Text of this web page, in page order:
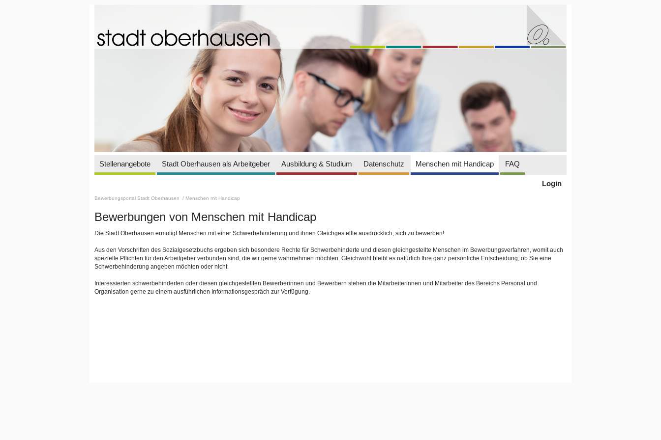
Stellenangebote Stadt Oberhausen als Arbeitgeber Ausbildung & Studium Datenschutz Menschen mit Handicap FAQ
Login
Bewerbungsportal Stadt Oberhausen / Menschen mit Handicap
Bewerbungen von Menschen mit Handicap
Die Stadt Oberhausen ermutigt Menschen mit einer Schwerbehinderung und ihnen Gleichgestellte ausdrücklich, sich zu bewerben!
Aus den Vorschriften des Sozialgesetzbuchs ergeben sich besondere Rechte für Schwerbehinderte und diesen gleichgestellte Menschen im Bewerbungsverfahren, womit auch
spezielle Pflichten für den Arbeitgeber verbunden sind, die wir gerne wahrnehmen möchten. Gleichwohl bleibt es natürlich Ihre ganz persönliche Entscheidung, ob Sie eine
Schwerbehinderung angeben möchten oder nicht.
Interessierten schwerbehinderten oder diesen gleichgestellten Bewerberinnen und Bewerbern stehen die Mitarbeiterinnen und Mitarbeiter des Bereichs Personal und
Organisation gerne zu einem ausführlichen Informationsgespräch zur Verfügung.